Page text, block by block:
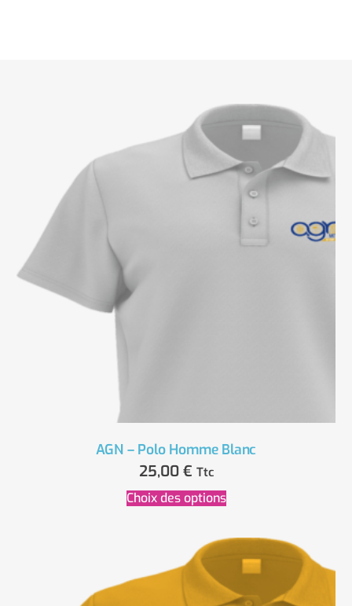
AGN – Polo Homme Blanc
25,00 € Ttc
Choix des options